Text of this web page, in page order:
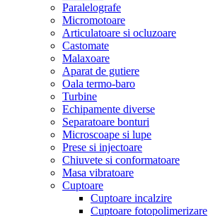
Paralelografe
Micromotoare
Articulatoare si ocluzoare
Castomate
Malaxoare
Aparat de gutiere
Oala termo-baro
Turbine
Echipamente diverse
Separatoare bonturi
Microscoape si lupe
Prese si injectoare
Chiuvete si conformatoare
Masa vibratoare
Cuptoare
Cuptoare incalzire
Cuptoare fotopolimerizare